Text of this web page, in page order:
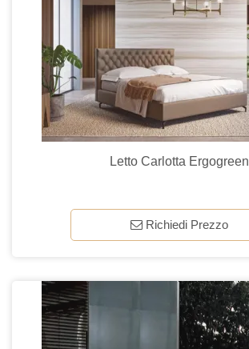
Letto Carlotta Ergogreen
Richiedi Prezzo